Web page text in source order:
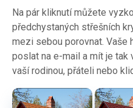
Na pár kliknutí můžete
předchystaných střešních
mezi sebou porovnat.
poslat na e-mail a mít je
vaší rodinou, přáteli nebo